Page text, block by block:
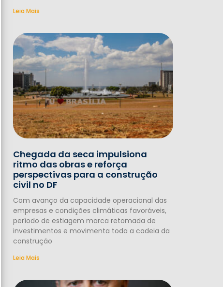
Leia Mais
Chegada da seca impulsiona
ritmo das obras e reforça
perspectivas para a construção
civil no DF
Com avanço da capacidade operacional das
empresas e condições climáticas favoráveis,
período de estiagem marca retomada de
investimentos e movimenta toda a cadeia da
construção
Leia Mais